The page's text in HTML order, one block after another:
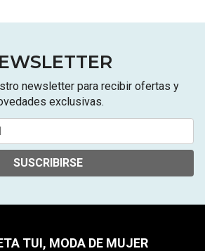
newsletter para recibir ofertas y
exclusivas.
SUSCRIBIRSE
TUI, MODA DE MUJER